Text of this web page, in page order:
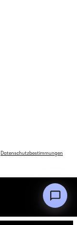
Datenschutzbestimmungen